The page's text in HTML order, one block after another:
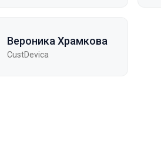
Вероника Храмкова
CustDevica